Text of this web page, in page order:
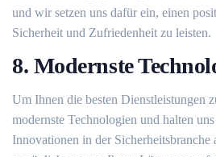
und wir setzen uns dafür ein, einen
Sicherheit und Zufriedenheit zu leisten.
8. Modernste
Um Ihnen die besten Dienstleistungen
modernste Technologien und halten
Innovationen in der